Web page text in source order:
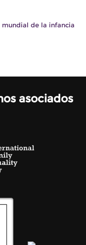
de la infancia
asociados